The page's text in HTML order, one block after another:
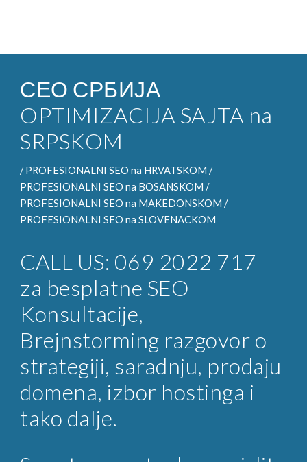
СЕО СРБИЈА
OPTIMIZACIJA SAJTA na
SRPSKOM
/PROFESIONALNI SEOna HRVATSKOM /
PROFESIONALNI SEO na BOSANSKOM /
PROFESIONALNI SEO na MAKEDONSKOM /
PROFESIONALNI SEO naSLOVENACKOM
CALL US: 069 2022 717
za besplatne SEO
Konsultacije,
Brejnstorming razgovor o
strategiji, saradnju, prodaju
domena, izbor hostinga i
tako dalje.